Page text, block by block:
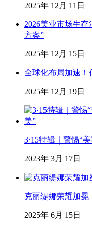
2025年 12月 11日
2026美业市场生
方案”
2025年 12月 15日
全球化布局加速！
2025年 12月 19日
3·15特辑｜警惕“
2023年 3月 17日
克丽缇娜荣耀加冕
2025年 6月 15日